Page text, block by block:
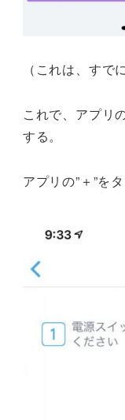
（これは、すで
これで、アプリ
する。
アプリの”＋”を